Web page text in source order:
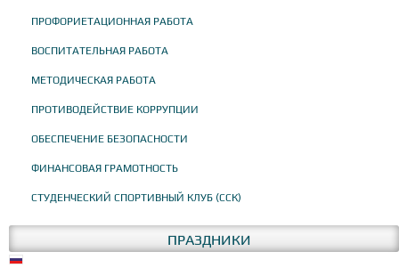
ПРОФОРИЕТАЦИОННАЯ РАБОТА
ВОСПИТАТЕЛЬНАЯ РАБОТА
МЕТОДИЧЕСКАЯ РАБОТА
ПРОТИВОДЕЙСТВИЕ КОРРУПЦИИ
ОБЕСПЕЧЕНИЕ БЕЗОПАСНОСТИ
ФИНАНСОВАЯ ГРАМОТНОСТЬ
СТУДЕНЧЕСКИЙ СПОРТИВНЫЙ КЛУБ (ССК)
ПРАЗДНИКИ